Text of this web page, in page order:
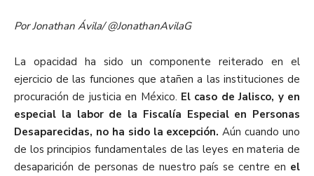
Por Jonathan Ávila/ @JonathanAvilaG
La opacidad ha sido un componente reiterado en el
ejercicio de las funciones que atañen a las instituciones de
procuración de justicia en México. El caso de Jalisco, y en
especial la labor de la Fiscalía Especial en Personas
Desaparecidas, no ha sido la excepción. Aún cuando uno
de los principios fundamentales de las leyes en materia de
desaparición de personas de nuestro país se centre en el